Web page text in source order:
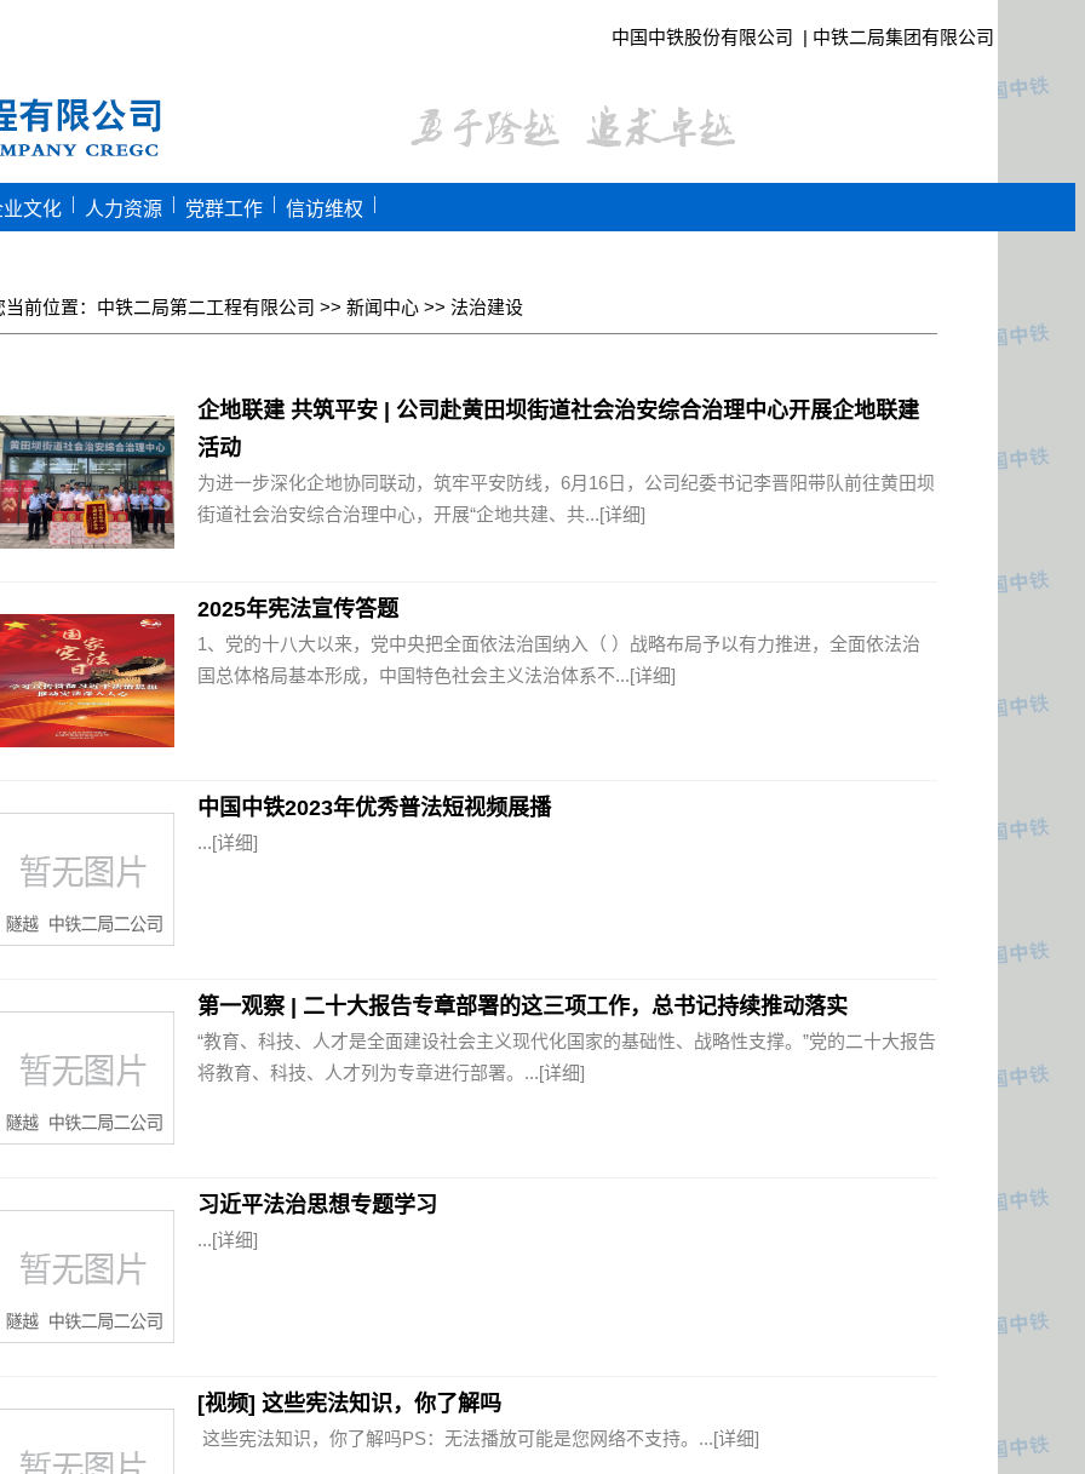
中国中铁股份有限公司 | 中铁二局集团有限公司
业文化 | 人力资源 | 党群工作 | 信访维权 |
当前位置： 中铁二局第二工程有限公司 >> 新闻中心 >> 法治建设
企地联建 共筑平安 | 公司赴黄田坝街道社会治安综合治理中心开展企地联建
活动
为进一步深化企地协同联动，筑牢平安防线，6月16日，公司纪委书记李晋阳带队前往黄田坝
街道社会治安综合治理中心，开展“企地共建、共...[详细]
2025年宪法宣传答题
1、党的十八大以来，党中央把全面依法治国纳入（ ）战略布局予以有力推进，全面依法治
国总体格局基本形成，中国特色社会主义法治体系不...[详细]
中国中铁2023年优秀普法短视频展播
...[详细]
第一观察 | 二十大报告专章部署的这三项工作，总书记持续推动落实
“教育、科技、人才是全面建设社会主义现代化国家的基础性、战略性支撑。”党的二十大报告
将教育、科技、人才列为专章进行部署。...[详细]
习近平法治思想专题学习
...[详细]
[视频] 这些宪法知识，你了解吗
这些宪法知识，你了解吗PS：无法播放可能是您网络不支持。...[详细]